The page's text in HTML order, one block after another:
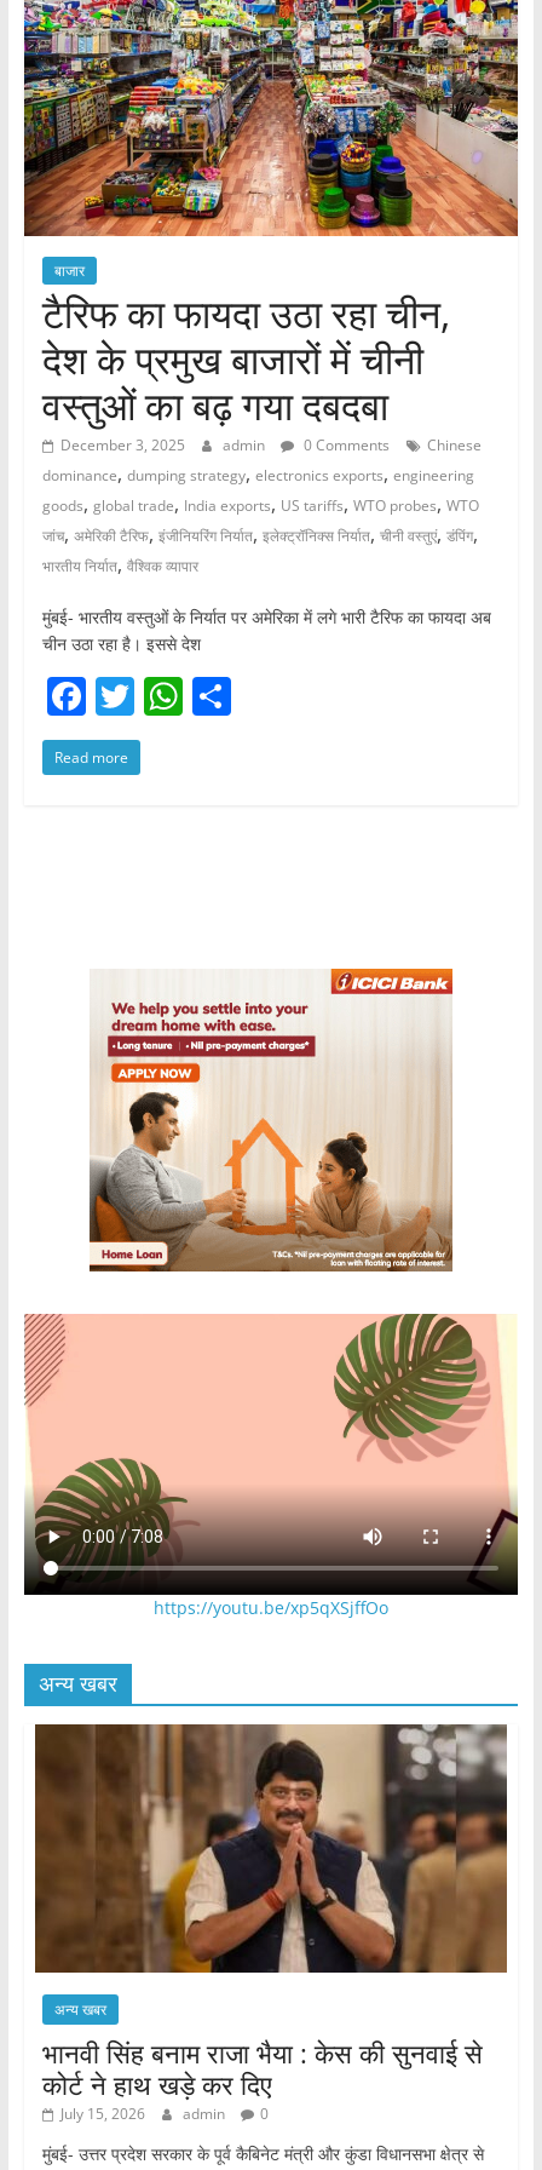
बाजार
टैरिफ का फायदा उठा रहा चीन,
देश के प्रमुख बाजारों में चीनी
वस्तुओं का बढ़ गया दबदबा
December 3, 2025 admin 0 Comments
Chinese
dominance, dumping strategy, electronics exports, engineering
goods, global trade, India exports, US tariffs, WTO probes, WTO
जांच, अमेरिकी टैरिफ, इंजीनियरिंग निर्यात, इलेक्ट्रॉनिक्स निर्यात, चीनी वस्तुएं, डंपिंग,
भारतीय निर्यात, वैश्विक व्यापार
मुंबई- भारतीय वस्तुओं के निर्यात पर अमेरिका में लगे भारी टैरिफ का फायदा अब
चीन उठा रहा है। इससे देश
F
a
c
k
T
w
itt
W S
Read more
https://youtu.be/xp5qXSjffOo
अन्य खबर
अन्य खबर
भानवी सिंह बनाम राजा भैया : केस की सुनवाई से
कोर्ट ने हाथ खड़े कर दिए
July 15, 2026 admin 0
मुंबई- उत्तर प्रदेश सरकार के पूर्व कैबिनेट मंत्री और कुंडा विधानसभा क्षेत्र से